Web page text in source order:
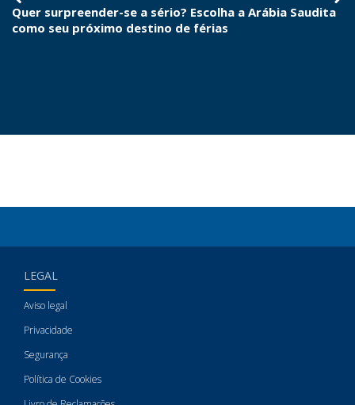
Quer surpreender-se a sério? Escolha a Arábia Saudita
como seu próximo destino de férias
LEGAL
Aviso legal
Privacidade
Segurança
Política de Cookies